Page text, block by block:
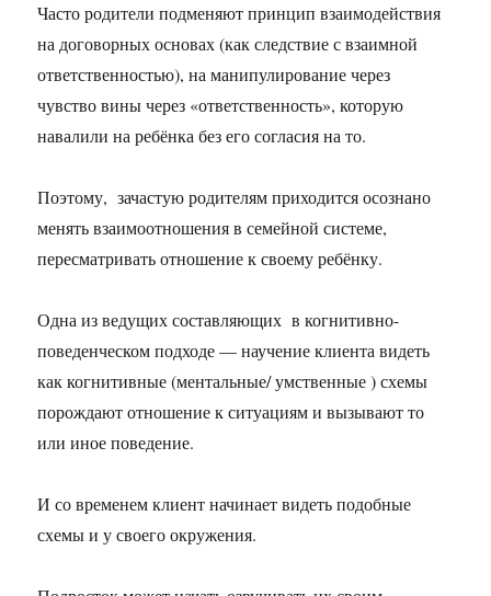
Часто родители подменяют принцип взаимодействия
на договорных основах (как следствие с взаимной
ответственностью), на манипулирование через
чувство вины через «ответственность», которую
навалили на ребёнка без его согласия на то.
Поэтому, зачастую родителям приходится осознано
менять взаимоотношения в семейной системе,
пересматривать отношение к своему ребёнку.
Одна из ведущих составляющих в когнитивно-
поведенческом подходе — научение клиента видеть
как когнитивные (ментальные/ умственные ) схемы
порождают отношение к ситуациям и вызывают то
или иное поведение.
И со временем клиент начинает видеть подобные
схемы и у своего окружения.